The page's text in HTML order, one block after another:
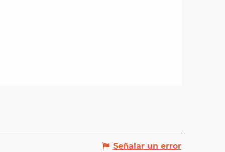
Señalar un error